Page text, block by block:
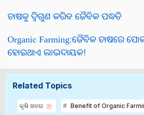
ଚାଷକୁ ଦ୍ଵିଗୁଣ କରିବ ଜୈବିକ ପଦ୍ଧତି
Organic Farming:ଜୈବିକ ଚାଷରେ
ହୋଇଥାଏ ଲାଭଦାୟକ!
Related Topics
କୃଷି ଖବର Benefit of Organic